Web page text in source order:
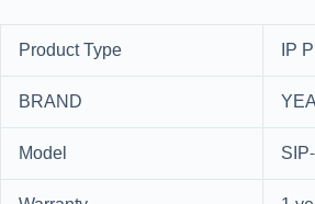
Product Type
IP
BRAND
Model